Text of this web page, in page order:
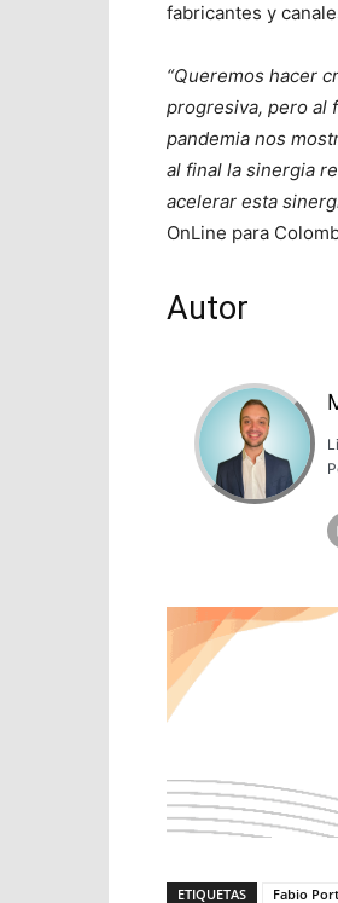
fabricantes y
“Queremos hacer
progresiva, pero al
pandemia nos
al final la sinergia
acelerar esta
OnLine para
Autor
ETIQUETAS Fabio